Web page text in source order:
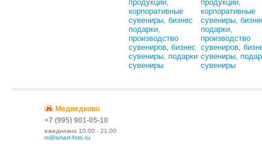
Медведково
+7 (995) 901-05-10
ежедневно 10.00 - 21.00
m@smart-foto.ru